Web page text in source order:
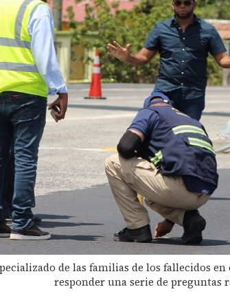
de las familias de los fallecidos
responder una serie de preguntas